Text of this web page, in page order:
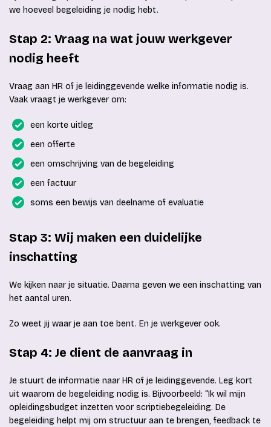
we hoeveel begeleiding je nodig hebt.
Stap 2: Vraag na wat jouw werkgever
nodig heeft
Vraag aan HR of je leidinggevende welke informatie nodig is.
Vaak vraagt je werkgever om:
een korte uitleg
een offerte
een omschrijving van de begeleiding
een factuur
soms een bewijs van deelname of evaluatie
Stap 3: Wij maken een duidelijke
inschatting
We kijken naar je situatie. Daarna geven we een inschatting van
het aantal uren.
Zo weet jij waar je aan toe bent. En je werkgever ook.
Stap 4: Je dient de aanvraag in
Je stuurt de informatie naar HR of je leidinggevende. Leg kort
uit waarom de begeleiding nodig is. Bijvoorbeeld: “Ik wil mijn
opleidingsbudget inzetten voor scriptiebegeleiding. De
begeleiding helpt mij om structuur aan te brengen, feedback te